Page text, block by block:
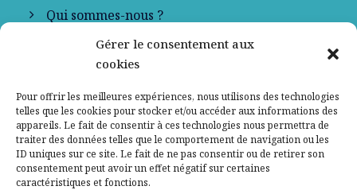
Gérer le consentement aux
cookies
Pour offrir les meilleures expériences, nous utilisons des technologies
telles que les cookies pour stocker et/ou accéder aux informations des
appareils. Le fait de consentir à ces technologies nous permettra de
traiter des données telles que le comportement de navigation ou les
ID uniques sur ce site. Le fait de ne pas consentir ou de retirer son
consentement peut avoir un effet négatif sur certaines
caractéristiques et fonctions.
Qui sommes-nous ?
Contactez-nous
Mentions légales
Politique de confidentialité